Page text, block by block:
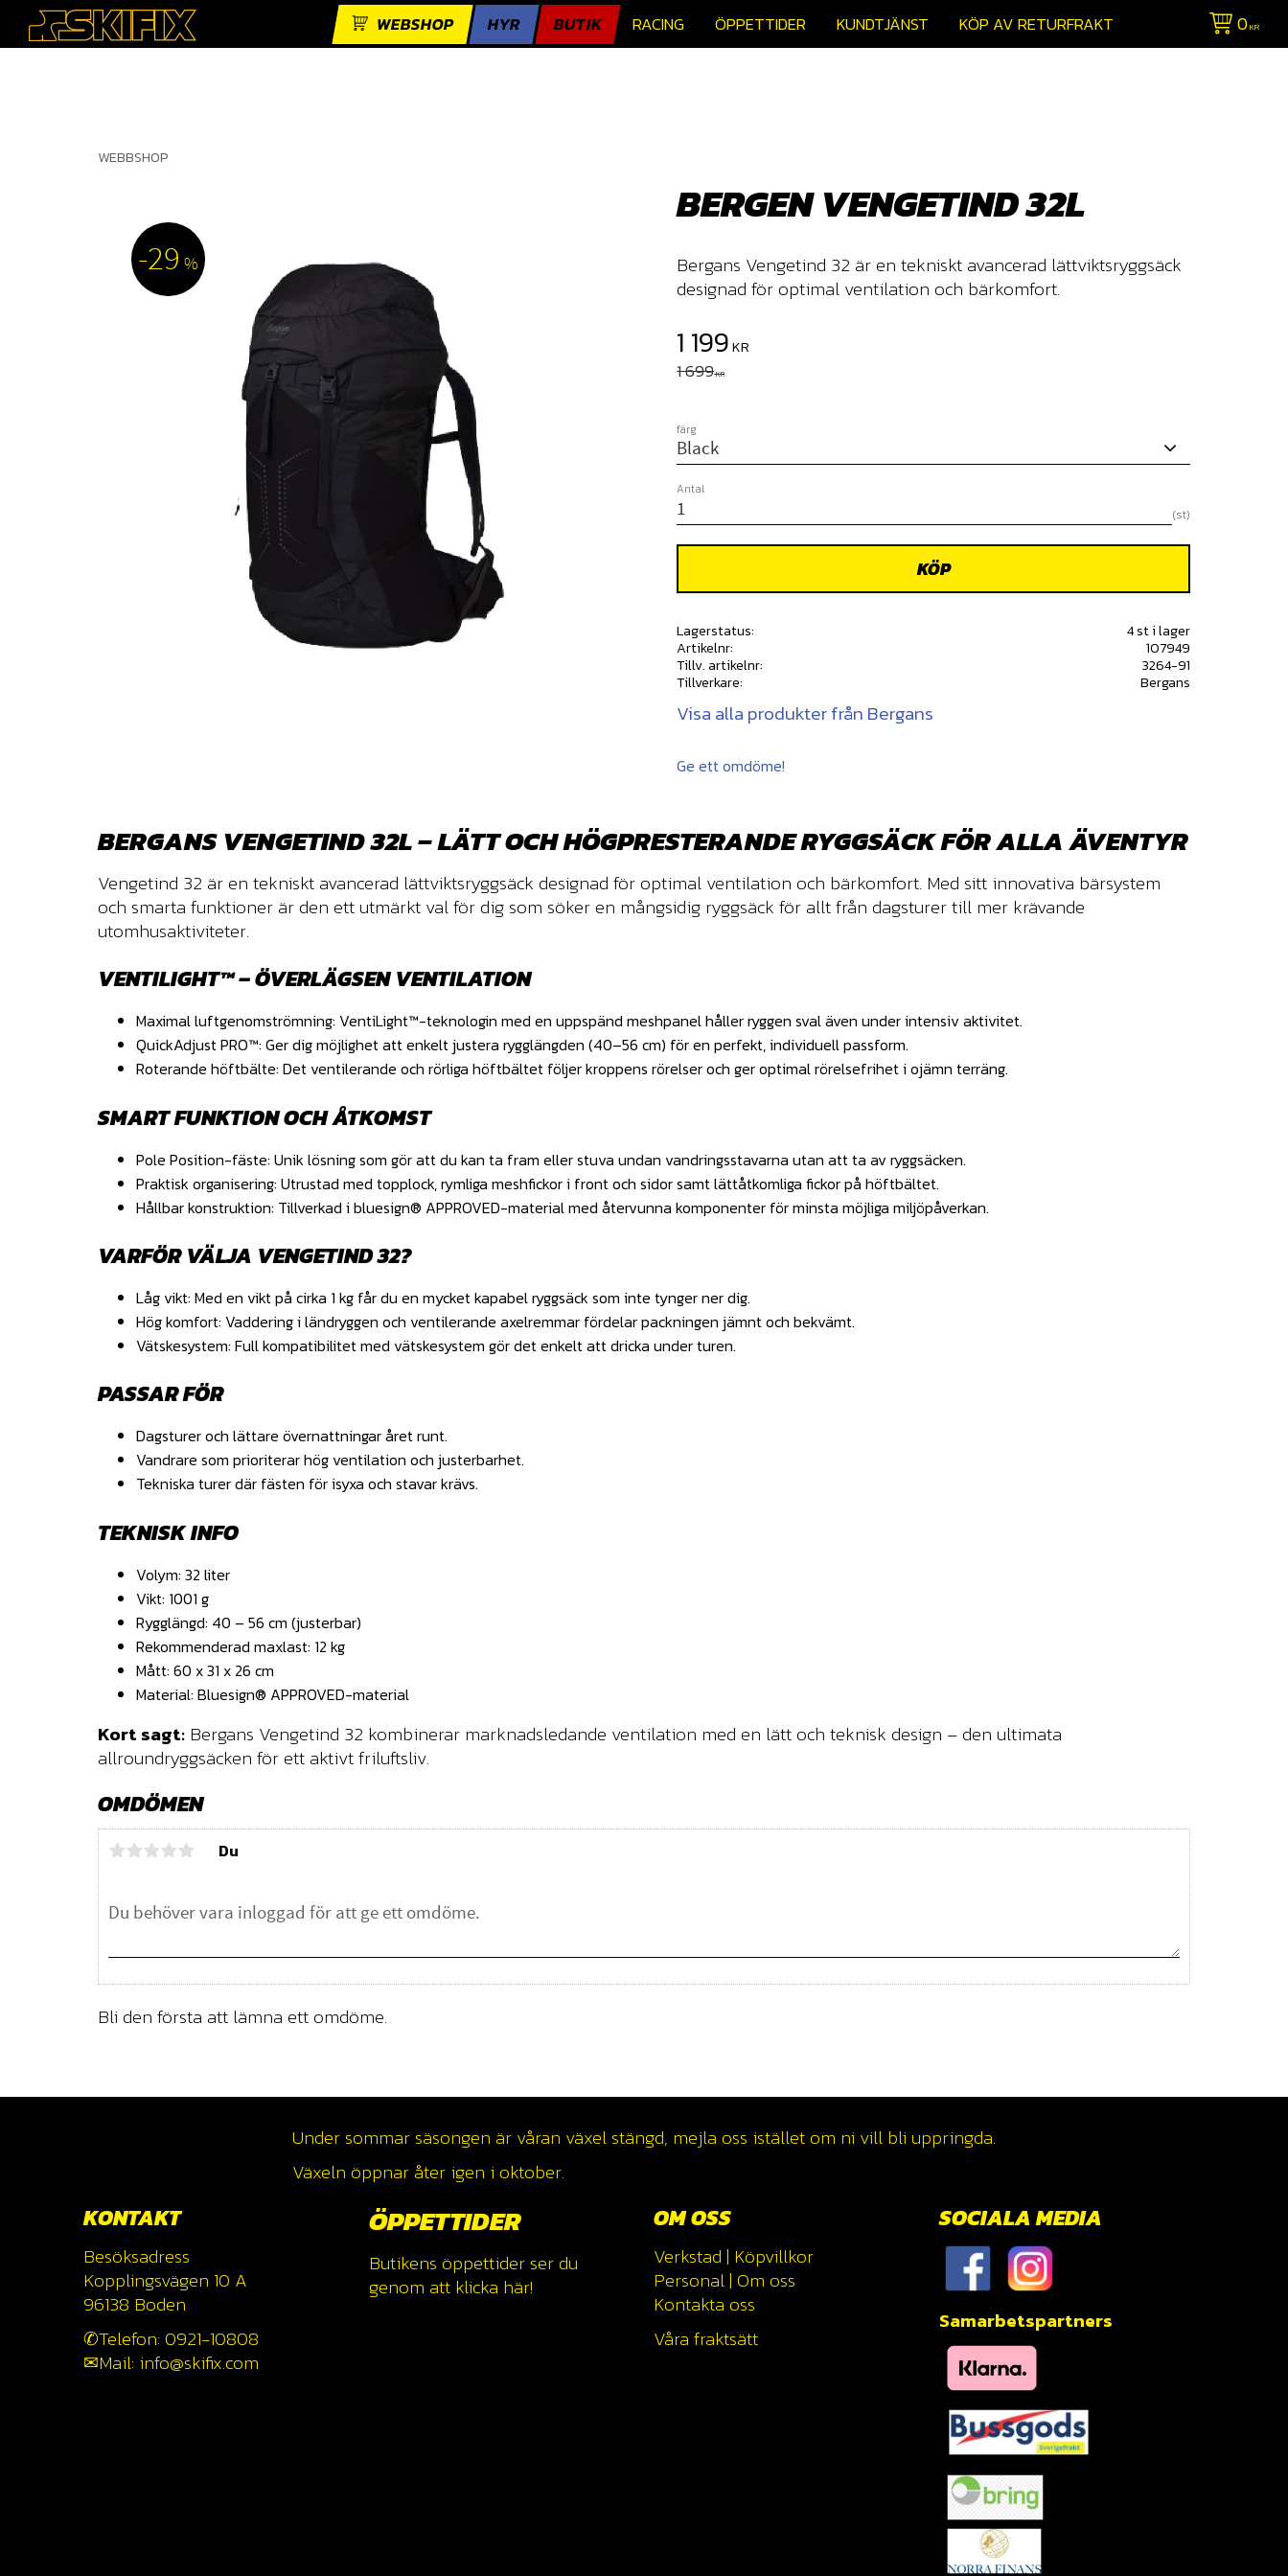
WEBSHOP HYR BUTIK RACING ÖPPETTIDER KUNDTJÄNST KÖP AV RETURFRAKT 0KR
WEBBSHOP
BERGEN VENGETIND 32L
Bergans Vengetind 32 är en tekniskt avancerad lättviktsryggsäck
designad för optimal ventilation och bärkomfort.
29 %
Nedsatt pris:
1 199KR
Ordinarie pris:
1 699KR
färg
Antal
st
KÖP
Lagerstatus
4 st i lager
Artikelnr
107949
Tillv. artikelnr
3264-91
Tillverkare
Bergans
Visa alla produkter från Bergans
Ge ett omdöme!
BERGANS VENGETIND 32L – LÄTT OCH HÖGPRESTERANDE RYGGSÄCK FÖR ALLA ÄVENTYR
Vengetind 32 är en tekniskt avancerad lättviktsryggsäck designad för optimal ventilation och bärkomfort. Med sitt innovativa bärsystem
och smarta funktioner är den ett utmärkt val för dig som söker en mångsidig ryggsäck för allt från dagsturer till mer krävande
utomhusaktiviteter.
VENTILIGHT™ – ÖVERLÄGSEN VENTILATION
Maximal luftgenomströmning: VentiLight™-teknologin med en uppspänd meshpanel håller ryggen sval även under intensiv aktivitet.
QuickAdjust PRO™: Ger dig möjlighet att enkelt justera rygglängden (40–56 cm) för en perfekt, individuell passform.
Roterande höftbälte: Det ventilerande och rörliga höftbältet följer kroppens rörelser och ger optimal rörelsefrihet i ojämn terräng.
SMART FUNKTION OCH ÅTKOMST
Pole Position-fäste: Unik lösning som gör att du kan ta fram eller stuva undan vandringsstavarna utan att ta av ryggsäcken.
Praktisk organisering: Utrustad med topplock, rymliga meshfickor i front och sidor samt lättåtkomliga fickor på höftbältet.
Hållbar konstruktion: Tillverkad i bluesign® APPROVED-material med återvunna komponenter för minsta möjliga miljöpåverkan.
VARFÖR VÄLJA VENGETIND 32?
Låg vikt: Med en vikt på cirka 1 kg får du en mycket kapabel ryggsäck som inte tynger ner dig.
Hög komfort: Vaddering i ländryggen och ventilerande axelremmar fördelar packningen jämnt och bekvämt.
Vätskesystem: Full kompatibilitet med vätskesystem gör det enkelt att dricka under turen.
PASSAR FÖR
Dagsturer och lättare övernattningar året runt.
Vandrare som prioriterar hög ventilation och justerbarhet.
Tekniska turer där fästen för isyxa och stavar krävs.
TEKNISK INFO
Volym: 32 liter
Vikt: 1001 g
Rygglängd: 40 – 56 cm (justerbar)
Rekommenderad maxlast: 12 kg
Mått: 60 x 31 x 26 cm
Material: Bluesign® APPROVED-material
Kort sagt: Bergans Vengetind 32 kombinerar marknadsledande ventilation med en lätt och teknisk design – den ultimata
allroundryggsäcken för ett aktivt friluftsliv.
OMDÖMEN
Du
Bli den första att lämna ett omdöme.
Under sommar säsongen är våran växel stängd, mejla oss istället om ni vill bli uppringda.
Växeln öppnar åter igen i oktober.
KONTAKT
Besöksadress
Kopplingsvägen 10 A
96138 Boden
✆Telefon: 0921-10808
✉Mail: info@skifix.com
ÖPPETTIDER
Butikens öppettider ser du
genom att klicka här!
OM OSS
Verkstad | Köpvillkor
Personal| Om oss
Kontakta oss
Våra fraktsätt
SOCIALA MEDIA
Samarbetspartners